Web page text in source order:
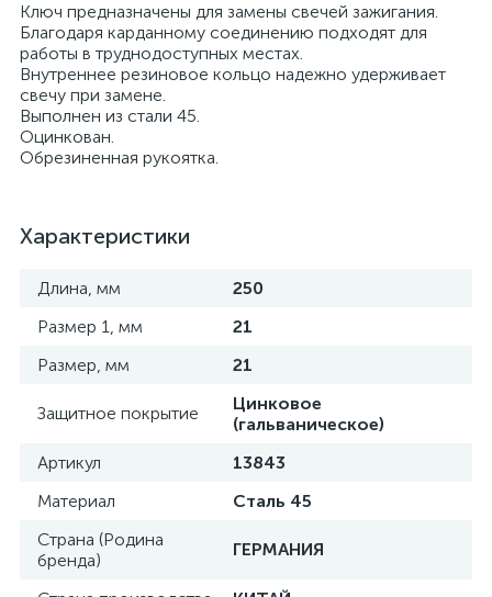
Ключ предназначены для замены свечей зажигания.
Благодаря карданному соединению подходят для
работы в труднодоступных местах.
Внутреннее резиновое кольцо надежно удерживает
свечу при замене.
Выполнен из стали 45.
Оцинкован.
Обрезиненная рукоятка.
Характеристики
Длина, мм
250
Размер 1, мм
21
Размер, мм
21
Защитное покрытие
Цинковое
(гальваническое)
Артикул
13843
Материал
Сталь 45
Страна (Родина
бренда)
ГЕРМАНИЯ